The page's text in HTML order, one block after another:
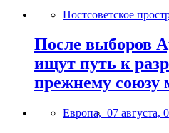
Постсоветское
После выборов
ищут путь к
прежнему союзу
Европа, 07 августа,